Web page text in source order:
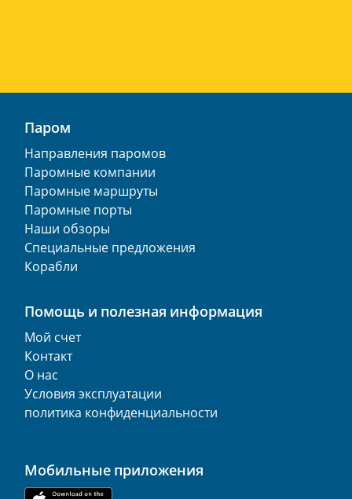
Паром
Направления паромов
Паромные компании
Паромные маршруты
Паромные порты
Наши обзоры
Специальные предложения
Корабли
Помощь и полезная информация
Мой счет
Контакт
О нас
Условия эксплуатации
политика конфиденциальности
Мобильные приложения